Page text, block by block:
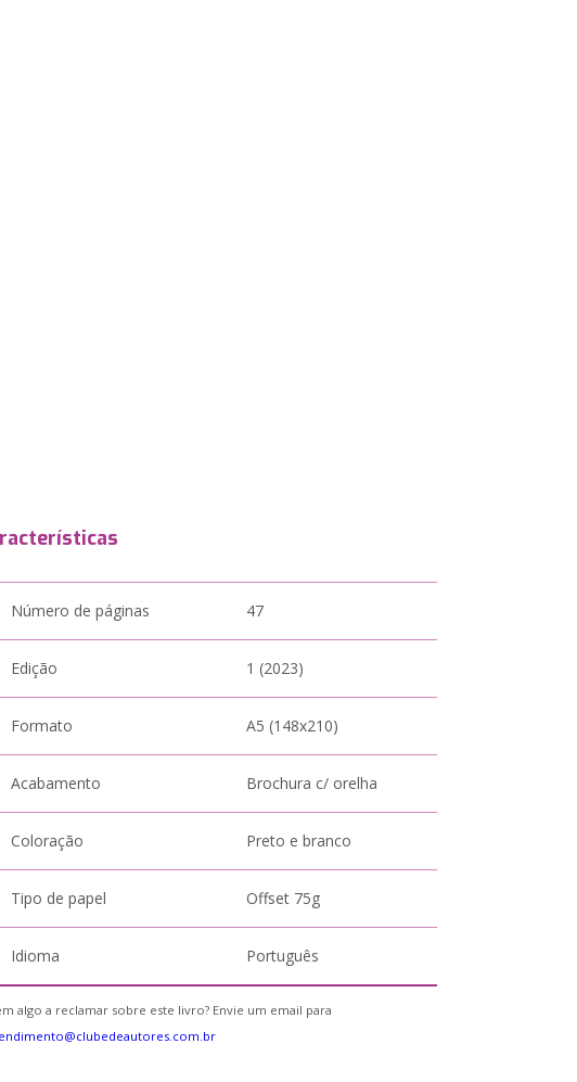
Número de páginas 47
Edição 1 (2023)
Formato A5 (148x210)
Acabamento Brochura c/ orelha
Coloração Preto e branco
Tipo de papel Offset 75g
Idioma Português
algo a reclamar sobre este livro? Envie um email para